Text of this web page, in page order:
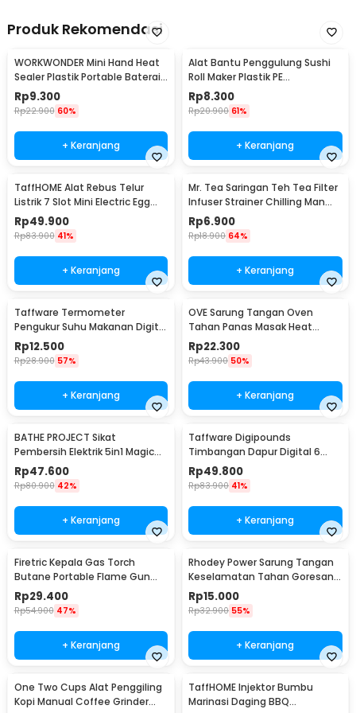
Produk Rekomendasi
WORKWONDER Mini Hand Heat
Sealer Plastik Portable Baterai
AA - LX2000A
Rp9.300
Rp22.900 60%
+ Keranjang
Alat Bantu Penggulung Sushi
Roll Maker Plastik PE
22x20.5x0.1cm - E1119
Rp8.300
Rp20.900 61%
+ Keranjang
TaffHOME Alat Rebus Telur
Listrik 7 Slot Mini Electric Egg
Cooker 350W - YS-203
Rp49.900
Rp83.900 41%
+ Keranjang
Mr. Tea Saringan Teh Tea Filter
Infuser Strainer Chilling Man
Silicon - MR03
Rp6.900
Rp18.900 64%
+ Keranjang
Taffware Termometer
Pengukur Suhu Makanan Digital
Daging Kopi Susu - TP101
Rp12.500
Rp28.900 57%
+ Keranjang
OVE Sarung Tangan Oven
Tahan Panas Masak Heat
Resistant Gloves - 540F
Rp22.300
Rp43.900 50%
+ Keranjang
BATHE PROJECT Sikat
Pembersih Elektrik 5in1 Magic
Brush Rechargeable - WQ8110
Rp47.600
Rp80.900 42%
+ Keranjang
Taffware Digipounds
Timbangan Dapur Digital 6
Satuan 1kg 0.1g - i2000
Rp49.800
Rp83.900 41%
+ Keranjang
Firetric Kepala Gas Torch
Butane Portable Flame Gun
Adjustable - 807
Rp29.400
Rp54.900 47%
+ Keranjang
Rhodey Power Sarung Tangan
Keselamatan Tahan Goresan
Pisau - EN388
Rp15.000
Rp32.900 55%
+ Keranjang
One Two Cups Alat Penggiling
Kopi Manual Coffee Grinder
TaffHOME Injektor Bumbu
Marinasi Daging BBQ